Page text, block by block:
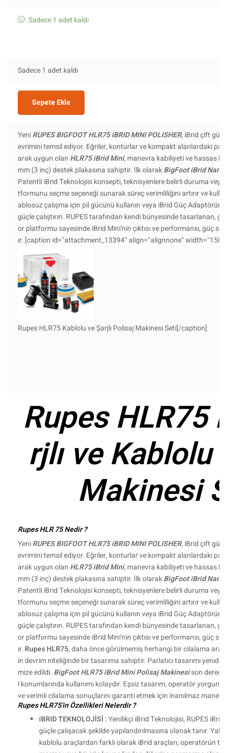
Sadece 1 adet kaldı
Sadece 1 adet kaldı
Sepete Ekle
YeniRUPES BIGFOOT HLR75 iBRID MINI POLISHER, iBrid çift güç
evrimini temsil ediyor. Eğriler, konturlar ve kompakt alanlardaki
arak uygun olan HLR75 iBrid Mini, manevra kabiliyeti ve hassas
mm (3 inç) destek plakasına sahiptir. İlk olarakBigFoot iBrid Nano
Patentli iBrid Teknolojisi konsepti, teknisyenlere belirli duruma
tformunu seçme seçeneği sunarak süreç verimliliğini artırır ve
ablosuz çalışma için pil gücünü kullanın veya iBrid Güç
güçle çalıştırın. RUPES tarafından kendi bünyesinde tasarlanan,
or platformu sayesinde iBrid Mini'nin çıktısı ve performansı, güç
ır. [caption id="attachment_13394" align="alignnone" width="150"]
Rupes HLR75 Kablolu ve Şarjlı Polisaj Makinesi Seti[/caption]
Rupes HLR75
rjlı ve Kablolu
Makinesi
Rupes HLR 75 Nedir ?
YeniRUPES BIGFOOT HLR75 iBRID MINI POLISHER, iBrid çift güç
evrimini temsil ediyor. Eğriler, konturlar ve kompakt alanlardaki
arak uygun olan HLR75 iBrid Mini, manevra kabiliyeti ve hassas
mm (3 inç) destek plakasına sahiptir. İlk olarakBigFoot iBrid Nano
Patentli iBrid Teknolojisi konsepti, teknisyenlere belirli duruma
tformunu seçme seçeneği sunarak süreç verimliliğini artırır ve
ablosuz çalışma için pil gücünü kullanın veya iBrid Güç
güçle çalıştırın. RUPES tarafından kendi bünyesinde tasarlanan,
or platformu sayesinde iBrid Mini'nin çıktısı ve performansı, güç
ır. Rupes HLR75, daha önce görülmemiş herhangi bir cilalama
in devrim niteliğinde bir tasarıma sahiptir. Parlatıcı tasarımı
mize edildi. BigFoot HLR75 iBrid Mini Polisaj Makinesison derece
l konumlarında kullanımı kolaydır. Eşsiz tasarım, operatör
ve verimli cilalama sonuçlarını garanti etmek için inanılmaz
Rupes HLR75'in Özellikleri Nelerdir ?
iBRID TEKNOLOJİSİ :Yenilikçi iBrid Teknolojisi, RUPES
güçle çalışacak şekilde yapılandırılmasına olanak tanır.
kablolu araçlardan farklı olarak iBrid araçları, operatörün